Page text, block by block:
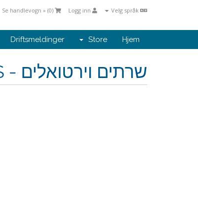
Se handlevogn » (0)
Hjem
Store
Driftsmeldinger
שרתים וירטואלים - VPS